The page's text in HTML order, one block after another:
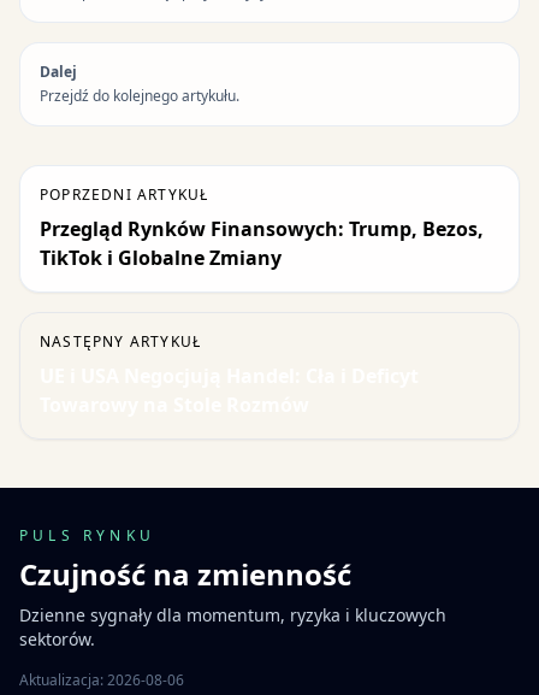
Dalej
Przejdź do kolejnego artykułu.
POPRZEDNI ARTYKUŁ
Przegląd Rynków Finansowych: Trump, Bezos,
TikTok i Globalne Zmiany
NASTĘPNY ARTYKUŁ
PULS RYNKU
Czujność na zmienność
Dzienne sygnały dla momentum, ryzyka i kluczowych
sektorów.
Aktualizacja: 2026-08-06